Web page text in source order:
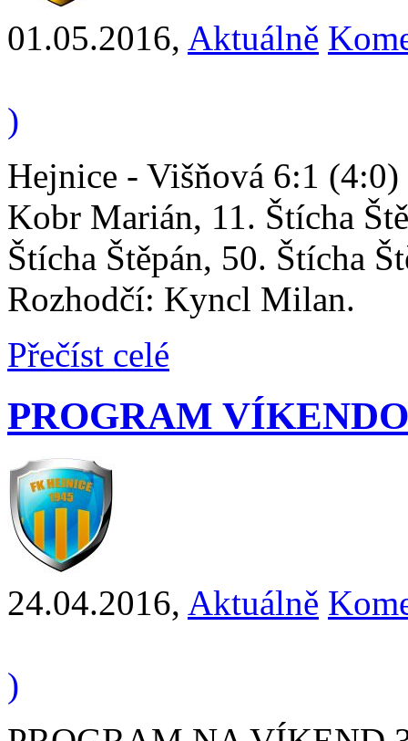
01.05.2016, Aktuálně
)
Hejnice - Višňová 6:1
Kobr Marián, 11. Štícha
Štícha Štěpán, 50. Štícha
Rozhodčí: Kyncl Milan.
Přečíst celé
PROGRAM
24.04.2016, Aktuálně
)